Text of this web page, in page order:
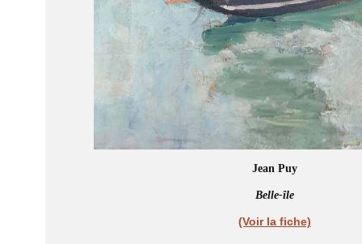
Jean Puy
Belle-île
(Voir la fiche)